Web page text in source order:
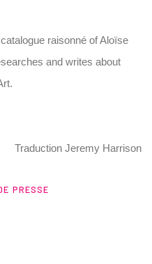
raisonné of Aloïse
and writes about
Traduction Jeremy Harrison
PRESSE